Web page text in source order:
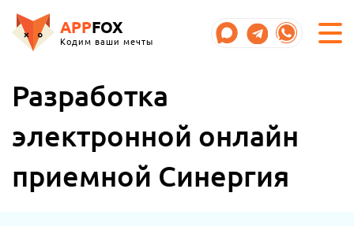
APPFOX
Кодим ваши мечты
Разработка
электронной онлайн
приемной Синергия